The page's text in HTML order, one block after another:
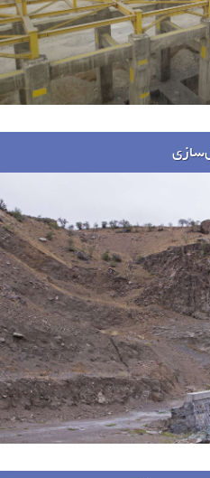
پروژه ها